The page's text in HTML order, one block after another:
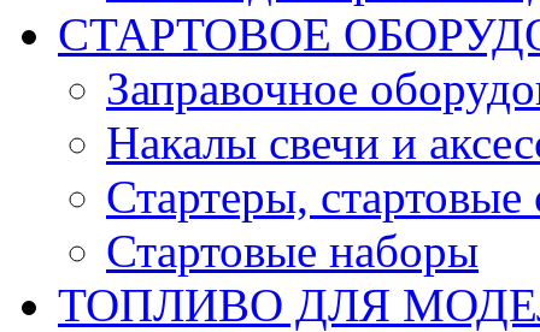
СТАРТОВОЕ
Заправочное
Накалы свечи и
Стартеры, стартовые
Стартовые наборы
ТОПЛИВО ДЛЯ